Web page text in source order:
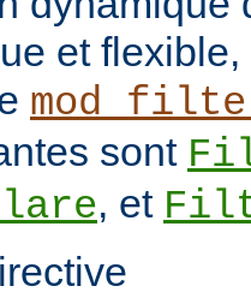
et
sont
, et